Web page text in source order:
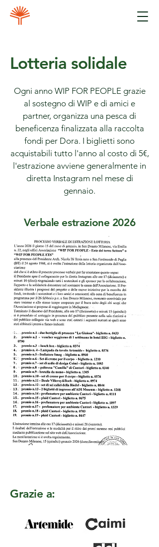
Lotteria solidale
Ogni anno WIP FOR PEOPLE grazie
al sostegno di WIP e di amici e
partner, organizza una pesca di
beneficenza finalizzata alla raccolta
fondi per Dora. I biglietti sono
acquistabili tutto l'anno al costo di 5€,
l'estrazione avviene generalmente in
diretta Instagram nel mese di
gennaio.
Verbale estrazione 2026
Grazie a: